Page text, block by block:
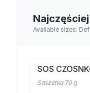
Available sizes:
SOS
Saszetka 70 g